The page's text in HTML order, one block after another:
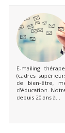
E-mailing
(cadres
de bien-être,
d'éducation.
depuis 20 ans à...